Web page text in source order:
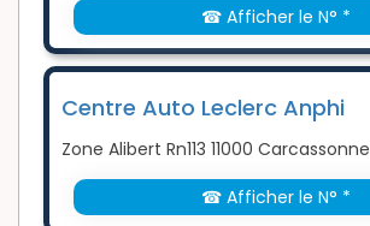
☎ Afficher le N° *
Centre Auto Leclerc Anphi
Zone Alibert Rn113 11000 Carcassonne
☎ Afficher le N° *